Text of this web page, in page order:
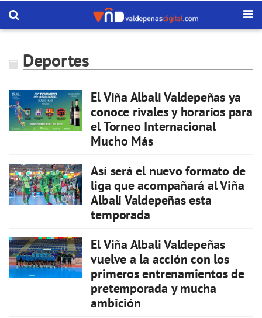
Deportes
El Viña Albali Valdepeñas ya
conoce rivales y horarios para
el Torneo Internacional
Mucho Más
Así será el nuevo formato de
liga que acompañará al Viña
Albali Valdepeñas esta
temporada
El Viña Albali Valdepeñas
vuelve a la acción con los
primeros entrenamientos de
pretemporada y mucha
ambición